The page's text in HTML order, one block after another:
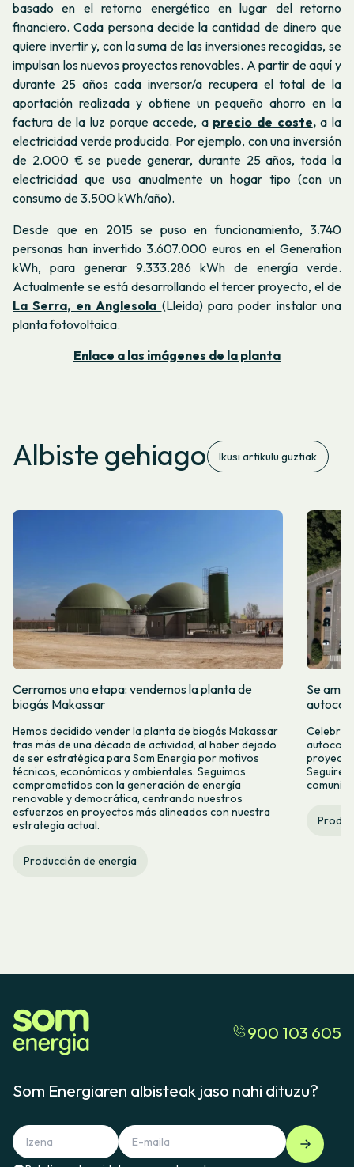
basado en el retorno energético en lugar del retorno
financiero.Cada persona decide la cantidad de dinero que
quiere invertir y, con la suma de las inversiones recogidas, se
impulsan los nuevos proyectos renovables. A partir de aquí y
durante 25 años cada inversor/a recupera el total de la
aportación realizada y obtiene un pequeño ahorro en la
factura de la luz porque accede, a precio de coste,a la
electricidad verde producida. Por ejemplo, con una inversión
de 2.000 € se puede generar, durante 25 años, toda la
electricidad que usa anualmente un hogar tipo (con un
consumo de 3.500 kWh/año).
Desde que en 2015 se puso en funcionamiento, 3.740
personas han invertido 3.607.000 euros en el Generation
kWh, para generar 9.333.286 kWh de energía verde.
Actualmente se está desarrollando el tercer proyecto, el de
La Serra, en Anglesola (Lleida) para poder instalar una
planta fotovoltaica.
Enlace a las imágenes de la planta
Albiste gehiago Ikusi artikulu guztiak
Cerramos una etapa: vendemos la planta de
biogás Makassar
Hemos decidido vender la planta de biogás Makassar
tras más de una década de actividad, al haber dejado
de ser estratégica para Som Energia por motivos
técnicos, económicos y ambientales. Seguimos
comprometidos con la generación de energía
renovable y democrática, centrando nuestros
esfuerzos en proyectos más alineados con nuestra
estrategia actual.
Producción de energía
Se
900 103 605
Som Energiaren albisteak jaso nahi dituzu?